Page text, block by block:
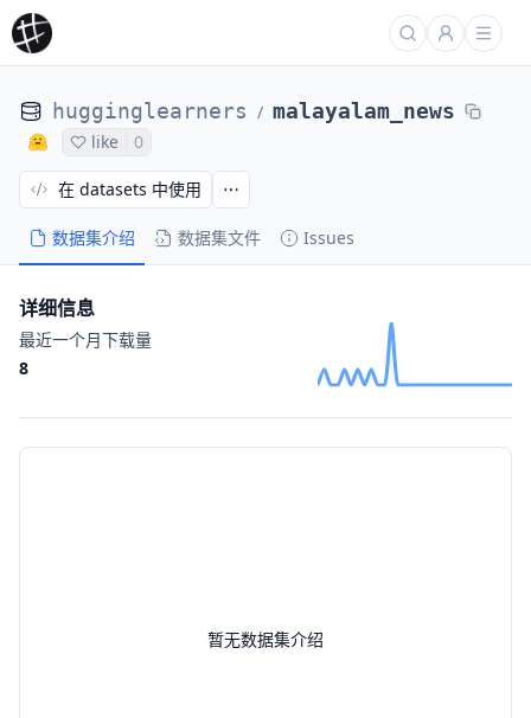
hugginglearners / malayalam_news
like 0
数据集介绍 数据集文件 Issues
在 datasets 中使用
暂无数据集介绍
详细信息
最近一个月下载量
8